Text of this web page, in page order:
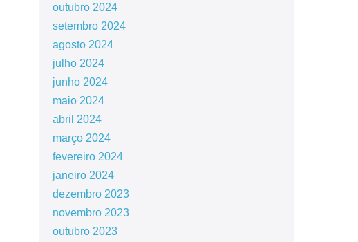
outubro 2024
setembro 2024
agosto 2024
julho 2024
junho 2024
maio 2024
abril 2024
março 2024
fevereiro 2024
janeiro 2024
dezembro 2023
novembro 2023
outubro 2023